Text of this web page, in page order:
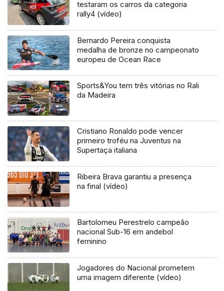
testaram os carros da categoria
rally4 (vídeo)
Bernardo Pereira conquista
medalha de bronze no campeonato
europeu de Ocean Race
Sports&You tem três vitórias no Rali
da Madeira
Cristiano Ronaldo pode vencer
primeiro troféu na Juventus na
Supertaça italiana
Ribeira Brava garantiu a presença
na final (vídeo)
Bartolomeu Perestrelo campeão
nacional Sub-16 em andebol
feminino
Jogadores do Nacional prometem
uma imagem diferente (vídeo)